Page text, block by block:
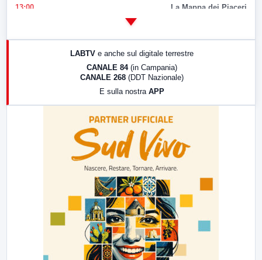
13:00 La Mappa dei Piaceri
LABTV e anche sul digitale terrestre
CANALE 84 (in Campania)
CANALE 268 (DDT Nazionale)
E sulla nostra APP